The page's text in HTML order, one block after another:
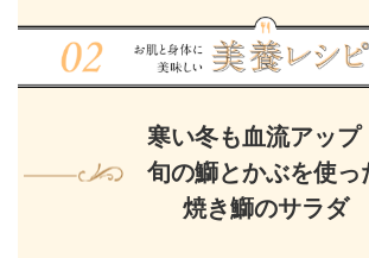
寒い冬も血流アップ
旬の鰤とかぶを使っ
焼き鰤のサラダ